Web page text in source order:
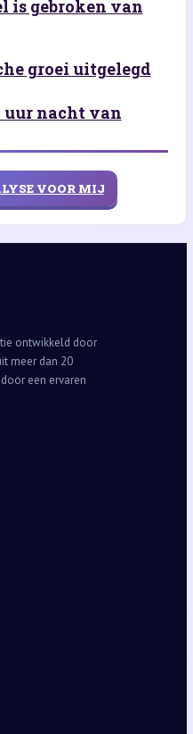
is gebroken van
groei uitgelegd
uur nacht van
VOOR MIJ
ontwikkeld door
meer dan 20
een ervaren